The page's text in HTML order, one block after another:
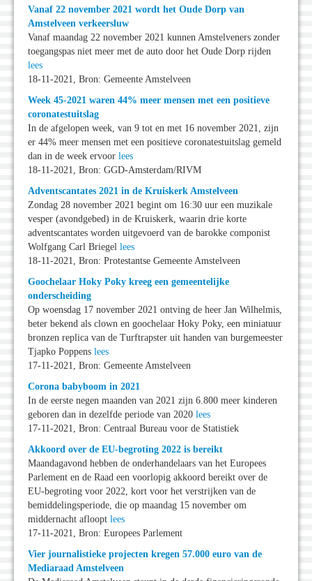
Vanaf 22 november 2021 wordt het Oude Dorp van
Amstelveen verkeersluw
Vanaf maandag 22 november 2021 kunnen Amstelveners zonder
toegangspas niet meer met de auto door het Oude Dorp rijden
lees
18-11-2021, Bron: Gemeente Amstelveen
Week 45-2021 waren 44% meer mensen met een positieve
coronatestuitslag
In de afgelopen week, van 9 tot en met 16 november 2021, zijn
er 44% meer mensen met een positieve coronatestuitslag gemeld
dan in de week ervoor lees
18-11-2021, Bron: GGD-Amsterdam/RIVM
Adventscantates 2021 in de Kruiskerk Amstelveen
Zondag 28 november 2021 begint om 16:30 uur een muzikale
vesper (avondgebed) in de Kruiskerk, waarin drie korte
adventscantates worden uitgevoerd van de barokke componist
Wolfgang Carl Briegel lees
18-11-2021, Bron: Protestantse Gemeente Amstelveen
Goochelaar Hoky Poky kreeg een gemeentelijke
onderscheiding
Op woensdag 17 november 2021 ontving de heer Jan Wilhelmis,
beter bekend als clown en goochelaar Hoky Poky, een miniatuur
bronzen replica van de Turftrapster uit handen van burgemeester
Tjapko Poppens lees
17-11-2021, Bron: Gemeente Amstelveen
Corona babyboom in 2021
In de eerste negen maanden van 2021 zijn 6.800 meer kinderen
geboren dan in dezelfde periode van 2020 lees
17-11-2021, Bron: Centraal Bureau voor de Statistiek
Akkoord over de EU-begroting 2022 is bereikt
Maandagavond hebben de onderhandelaars van het Europees
Parlement en de Raad een voorlopig akkoord bereikt over de
EU-begroting voor 2022, kort voor het verstrijken van de
bemiddelingsperiode, die op maandag 15 november om
middernacht afloopt lees
17-11-2021, Bron: Europees Parlement
Vier journalistieke projecten kregen 57.000 euro van de
Mediaraad Amstelveen